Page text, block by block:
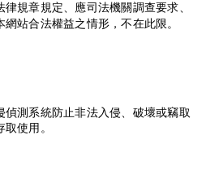
規章規定、應司法機關調查要求、
站合法權益之情形，不在此限。
測系統防止非法入侵、破壞或竊取
使用。